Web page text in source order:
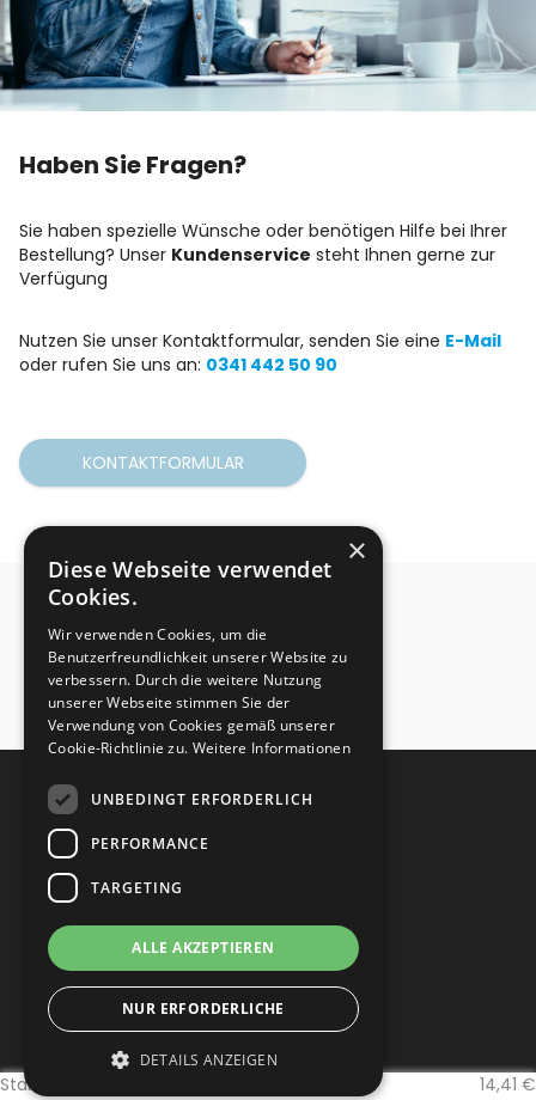
Standard
14,41 €
Haben Sie Fragen?
Sie haben spezielle Wünsche oder benötigen Hilfe bei Ihrer
Bestellung? Unser Kundenservice steht Ihnen gerne zur
Verfügung
Nutzen Sie unser Kontaktformular, senden Sie eine E-Mail
oder rufen Sie uns an: 0341 442 50 90
KONTAKTFORMULAR
STARTSEITE
VERSAND
VOR ORT
HILFE
×
Diese Webseite verwendet
Cookies.
Wir verwenden Cookies, um die
Benutzerfreundlichkeit unserer Website zu
verbessern. Durch die weitere Nutzung
unserer Webseite stimmen Sie der
Verwendung von Cookies gemäß unserer
Cookie-Richtlinie zu. Weitere Informationen
UNBEDINGT ERFORDERLICH
PERFORMANCE
TARGETING
ALLE AKZEPTIEREN
NUR ERFORDERLICHE
DETAILS ANZEIGEN